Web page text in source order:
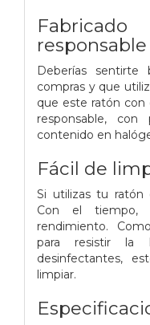
responsable
Deberías
compras y que
que este ratón con
responsable,
contenido en
Fácil de
Si utilizas tu ratón
Con el tiempo,
rendimiento.
para resistir la
desinfectantes,
limpiar.